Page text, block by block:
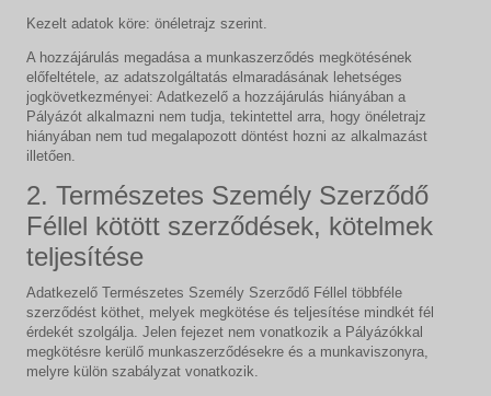
Kezelt adatok köre: önéletrajz szerint.
A hozzájárulás megadása a munkaszerződés megkötésének
előfeltétele, az adatszolgáltatás elmaradásának lehetséges
jogkövetkezményei: Adatkezelő a hozzájárulás hiányában a
Pályázót alkalmazni nem tudja, tekintettel arra, hogy önéletrajz
hiányában nem tud megalapozott döntést hozni az alkalmazást
illetően.
2. Természetes Személy Szerződő
Féllel kötött szerződések, kötelmek
teljesítése
Adatkezelő Természetes Személy Szerződő Féllel többféle
szerződést köthet, melyek megkötése és teljesítése mindkét fél
érdekét szolgálja. Jelen fejezet nem vonatkozik a Pályázókkal
megkötésre kerülő munkaszerződésekre és a munkaviszonyra,
melyre külön szabályzat vonatkozik.